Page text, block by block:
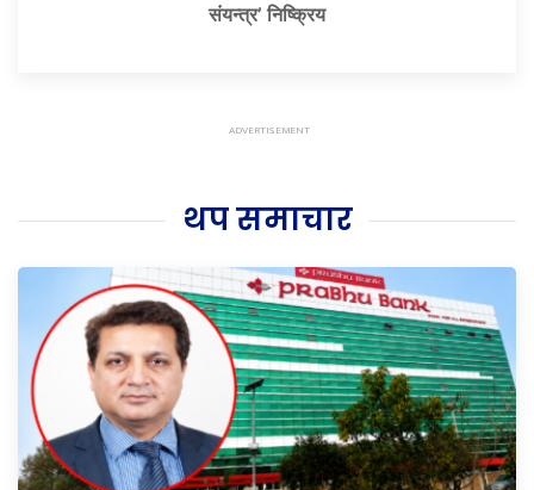
संयन्त्र’ निष्क्रिय
थप समाचार